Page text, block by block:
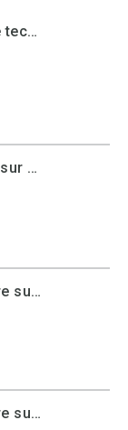
Maîtriser son itinéraire technique et piloter son exploitation à l'aide du logiciel GEOFOLIA (formation en distanciel)
Réduire les pesticides sur son exploitation à travers l'IFT : approfondissement (MAEC 23-27)
L'autonomie fourragère sur son exploitation : approfondissement (MAEC 23-27)
L'autonomie fourragère sur son exploitation : découverte (MAEC 23-27)